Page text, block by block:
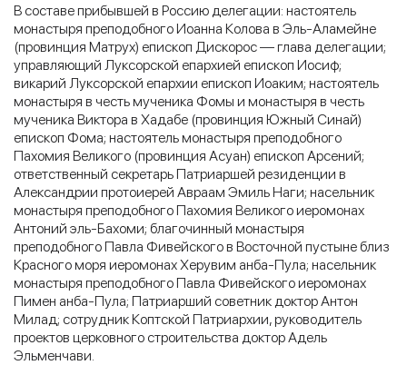
В составе прибывшей в Россию делегации: настоятель
монастыря преподобного Иоанна Колова в Эль-Аламейне
(провинция Матрух) епископ Дискорос — глава делегации;
управляющий Луксорской епархией епископ Иосиф;
викарий Луксорской епархии епископ Иоаким; настоятель
монастыря в честь мученика Фомы и монастыря в честь
мученика Виктора в Хадабе (провинция Южный Синай)
епископ Фома; настоятель монастыря преподобного
Пахомия Великого (провинция Асуан) епископ Арсений;
ответственный секретарь Патриаршей резиденции в
Александрии протоиерей Авраам Эмиль Наги; насельник
монастыря преподобного Пахомия Великого иеромонах
Антоний эль-Бахоми; благочинный монастыря
преподобного Павла Фивейского в Восточной пустыне близ
Красного моря иеромонах Херувим анба-Пула; насельник
монастыря преподобного Павла Фивейского иеромонах
Пимен анба-Пула; Патриарший советник доктор Антон
Милад; сотрудник Коптской Патриархии, руководитель
проектов церковного строительства доктор Адель
Эльменчави.